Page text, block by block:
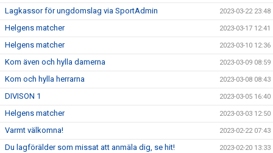
Lagkassor för ungdomslag via SportAdmin 2023-03-22 23:48
Helgens matcher 2023-03-17 12:41
Helgens matcher 2023-03-10 12:36
Kom även och hylla damerna 2023-03-09 08:59
Kom och hylla herrarna 2023-03-08 08:43
DIVISON 1 2023-03-05 16:40
Helgens matcher 2023-03-03 12:50
Varmt välkomna! 2023-02-22 07:43
Du lagförälder som missat att anmäla dig, se hit! 2023-02-20 13:33